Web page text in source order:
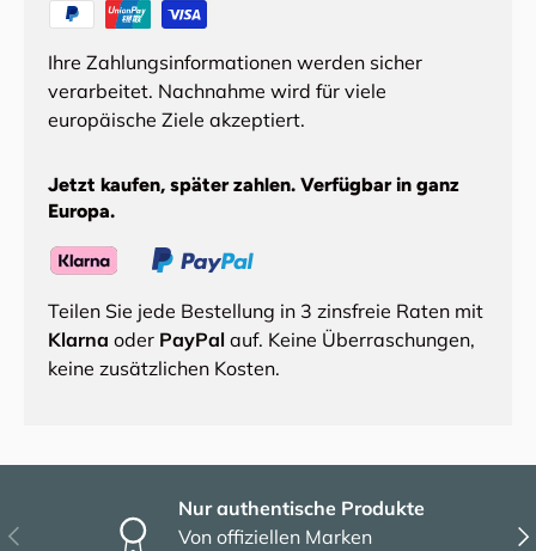
Ihre Zahlungsinformationen werden sicher
verarbeitet. Nachnahme wird für viele
europäische Ziele akzeptiert.
Jetzt kaufen, später zahlen. Verfügbar in ganz
Europa.
Teilen Sie jede Bestellung in 3 zinsfreie Raten mit
Klarna oder PayPal auf. Keine Überraschungen,
keine zusätzlichen Kosten.
Vorherige
Nur authentische Produkte
Von offiziellen Marken